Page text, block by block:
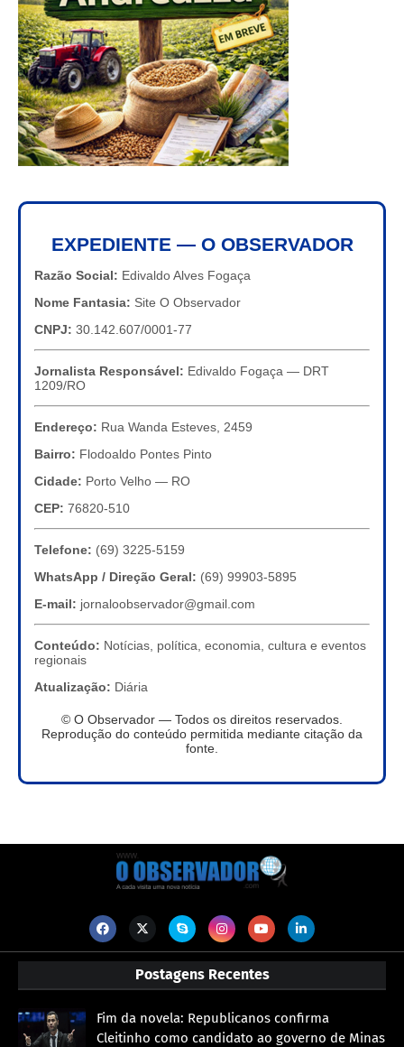
EXPEDIENTE — O OBSERVADOR
Razão Social: Edivaldo Alves Fogaça
Nome Fantasia: Site O Observador
CNPJ: 30.142.607/0001-77
Jornalista Responsável: Edivaldo Fogaça — DRT
1209/RO
Endereço: Rua Wanda Esteves, 2459
Bairro: Flodoaldo Pontes Pinto
Cidade: Porto Velho — RO
CEP: 76820-510
Telefone: (69) 3225-5159
WhatsApp / Direção Geral: (69) 99903-5895
E-mail: jornaloobservador@gmail.com
Conteúdo: Notícias, política, economia, cultura e eventos
regionais
Atualização: Diária
© O Observador — Todos os direitos reservados.
Reprodução do conteúdo permitida mediante citação da
fonte.
Postagens Recentes
Fim da novela: Republicanos confirma
Cleitinho como candidato ao governo de Minas